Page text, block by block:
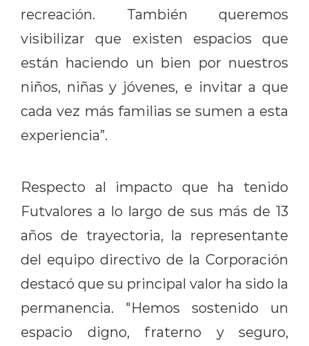
recreación. También queremos
visibilizar que existen espacios que
están haciendo un bien por nuestros
niños, niñas y jóvenes, e invitar a que
cada vez más familias se sumen a esta
experiencia”.
Respecto al impacto que ha tenido
Futvalores a lo largo de sus más de 13
años de trayectoria, la representante
del equipo directivo de la Corporación
destacó que su principal valor ha sido la
permanencia. "Hemos sostenido un
espacio digno, fraterno y seguro,